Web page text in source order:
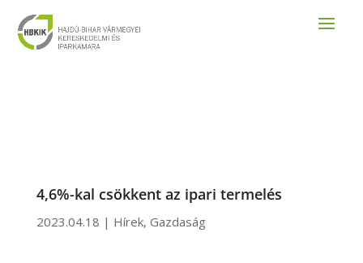
4,6%-kal csökkent az ipari termelés
2023.04.18 | Hírek, Gazdaság